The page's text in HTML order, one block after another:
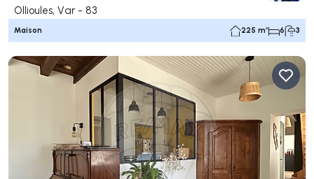
Ollioules, Var - 83
Maison 225 m² 6 3